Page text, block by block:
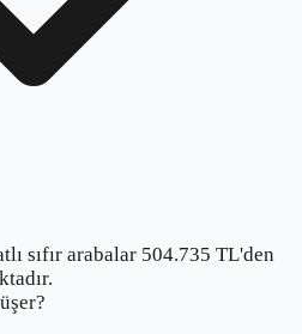
sıfır arabalar 504.735 TL'den